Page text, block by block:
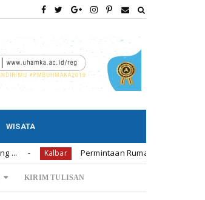
WISATA
Kalbar Permintaan Rumah Subsidi di Bengkayang
KIRIM TULISAN